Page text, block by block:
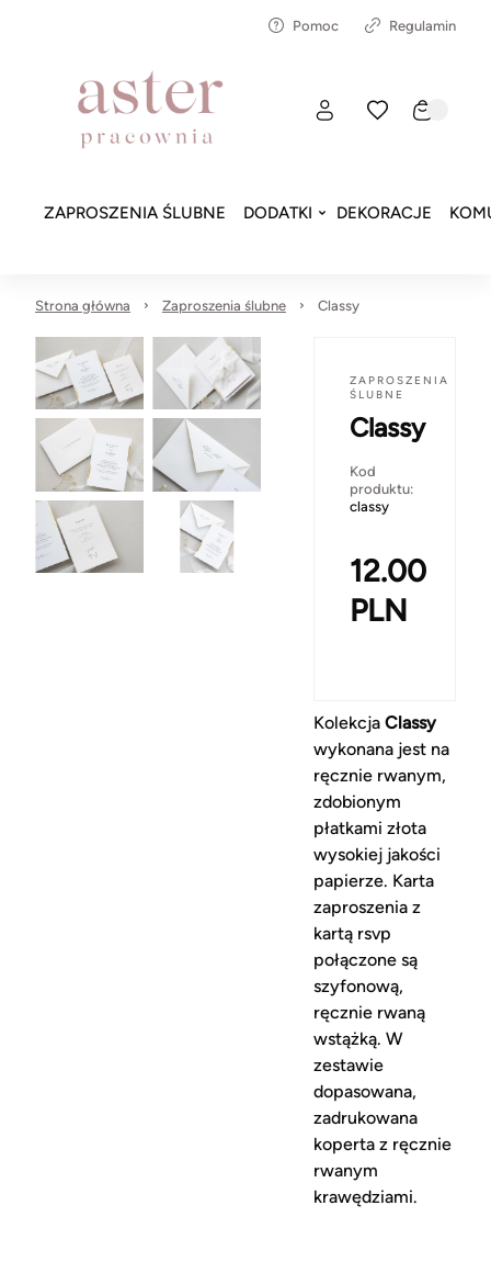
Pomoc Regulamin
ZAPROSZENIA ŚLUBNE DODATKI DEKORACJE
Strona główna Zaproszenia ślubne Classy
ZAPROSZENIA
ŚLUBNE
Classy
Kod
produktu:
classy
12.00
PLN
KolekcjaClassy
wykonana jest na
ręcznie rwanym,
zdobionym
płatkami złota
wysokiej jakości
papierze. Karta
zaproszenia z
kartą rsvp
połączone są
szyfonową,
ręcznie rwaną
wstążką. W
zestawie
dopasowana,
zadrukowana
koperta z ręcznie
rwanym
krawędziami.